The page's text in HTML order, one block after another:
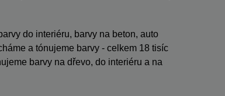
do interiéru, barvy na beton, auto
a tónujeme barvy - celkem 18 tisíc
barvy na dřevo, do interiéru a na